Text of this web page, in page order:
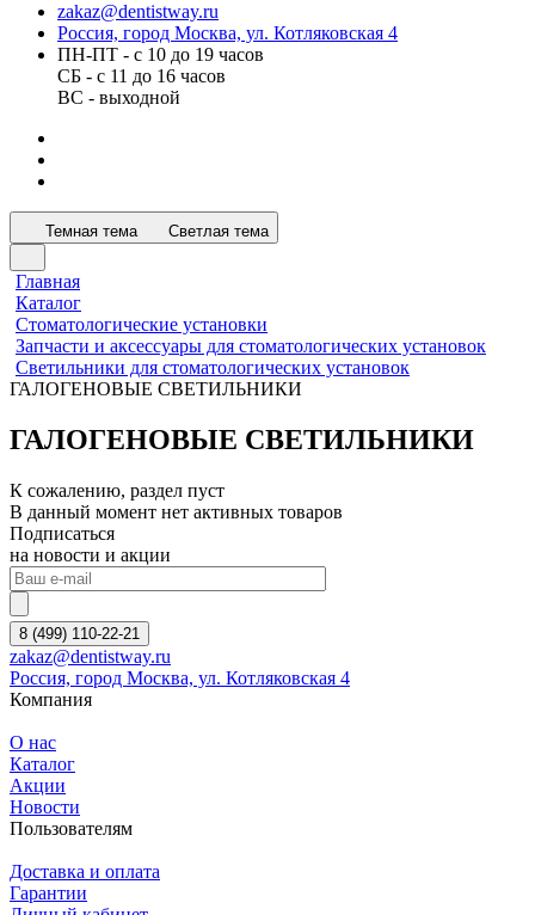
zakaz@dentistway.ru
Россия, город Москва, ул. Котляковская 4
ПН-ПТ - с 10 до 19 часов
СБ - с 11 до 16 часов
ВС - выходной
Темная тема Светлая тема
Главная
Каталог
Стоматологические установки
Запчасти и аксессуары для стоматологических установок
Светильники для стоматологических установок
ГАЛОГЕНОВЫЕ СВЕТИЛЬНИКИ
ГАЛОГЕНОВЫЕ СВЕТИЛЬНИКИ
К сожалению, раздел пуст
В данный момент нет активных товаров
Подписаться
на новости и акции
8 (499) 110-22-21
zakaz@dentistway.ru
Россия, город Москва, ул. Котляковская 4
Компания
О нас
Каталог
Акции
Новости
Пользователям
Доставка и оплата
Гарантии